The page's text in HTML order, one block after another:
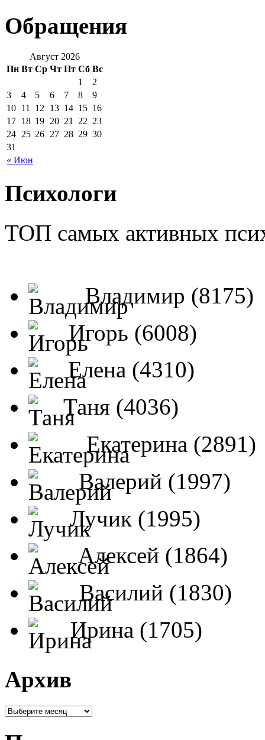
Обращения
Август 2026
Пн Вт Ср Чт Пт Сб Вс
« Июн
1
2
3
4 5 6 7 8
9
10 11 12 13 14 15 16
17 18 19 20 21 22 23
24 25 26 27 28 29 30
31
Психологи
ТОП самых активных
Владимир (8175)
Игорь (6008)
Елена (4310)
Таня (4036)
Екатерина (2891)
Валерий (1997)
Лучик (1995)
Алексей (1864)
Василий (1830)
Ирина (1705)
Архив